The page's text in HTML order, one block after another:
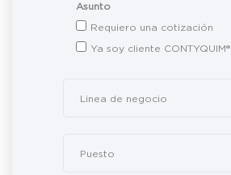
Asunto
Requiero una cotización
Ya soy cliente CONTYQUIM®